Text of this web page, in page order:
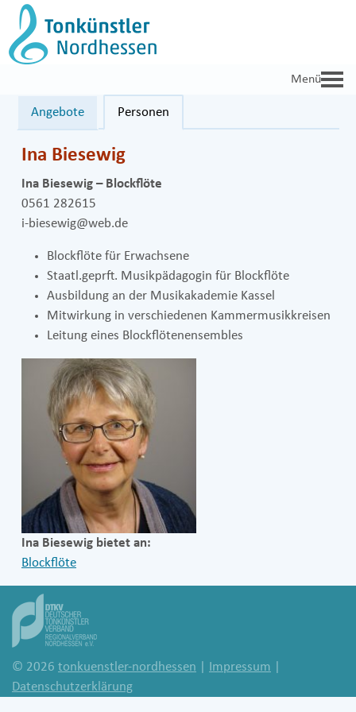
Zum
Inhalt
springen
Angebote Personen
Ina Biesewig
Ina Biesewig – Blockflöte
0561 282615
i-biesewig@web.de
Blockflöte für Erwachsene
Staatl.geprft. Musikpädagogin für Blockflöte
Ausbildung an der Musikakademie Kassel
Mitwirkung in verschiedenen Kammermusikkreisen
Leitung eines Blockflötenensembles
Ina Biesewig bietet an:
Blockflöte
© 2026 tonkuenstler-nordhessen Impressum
Datenschutzerklärung